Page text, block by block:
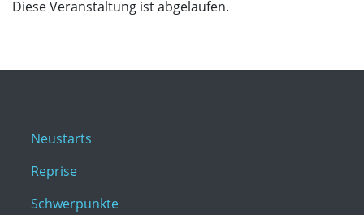
Diese Veranstaltung ist abgelaufen.
Neustarts
Reprise
Schwerpunkte